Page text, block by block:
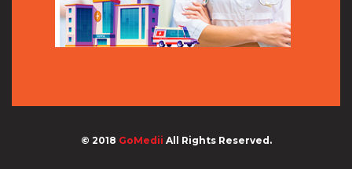
© 2018 GoMedii All Rights Reserved.